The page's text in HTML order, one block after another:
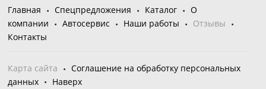
Главная Спецпредложения Каталог
О
компании
Автосервис Наши работы
Отзывы
Контакты
Карта сайта
Соглашение на обработку персональных
данных
Наверх